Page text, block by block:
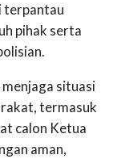
terpantau
pihak serta
situasi
termasuk
calon Ketua
aman,